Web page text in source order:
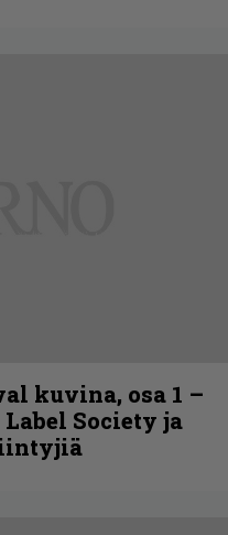
kuvina, osa 1 –
Society ja